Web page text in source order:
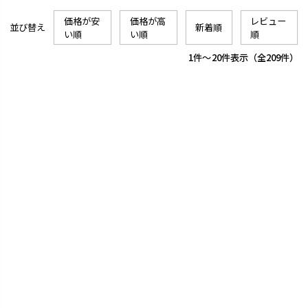
並び替え
価格が安
い順
価格が高
い順
新着順
レビュー
順
209
1 -20件表示